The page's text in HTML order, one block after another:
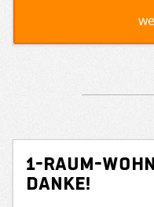
1-Raum-
danke!